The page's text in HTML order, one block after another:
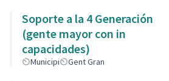
Soporte a la 4 Generación
(gente mayor con in
capacidades)
Municipi Gent Gran